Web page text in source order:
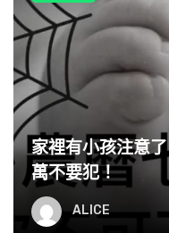
望或擔心，是覺得自
安全感和缺失愛的緣
以感恩心還舊債，不
緣，又把今生的苦因
暖，因不珍惜而散。
家裡有小孩注意
萬不要犯！
ALICE